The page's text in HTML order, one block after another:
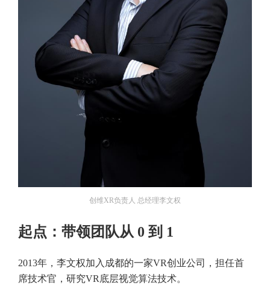
创维XR负责人 总经理李文权
起点：带领团队从 0 到 1
2013年，李文权加入成都的一家VR创业公司，担任首
席技术官，研究VR底层视觉算法技术。